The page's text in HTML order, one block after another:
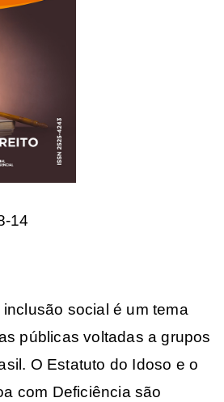
14
inclusão social é um tema
públicas voltadas a grupos
O Estatuto do Idoso e o
com Deficiência são